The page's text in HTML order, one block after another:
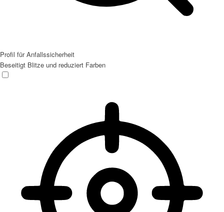
Profil für Anfallssicherheit
Beseitigt Blitze und reduziert Farben